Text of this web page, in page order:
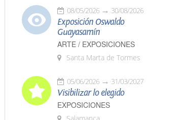
08/05/2026 30/08/2026
Exposición Oswaldo
Guayasamín
ARTE / EXPOSICIONES
Santa Marta de Tormes
05/06/2026 31/03/2027
Visibilizar lo elegido
EXPOSICIONES